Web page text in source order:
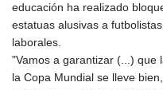
educación ha realizado
estatuas alusivas a
laborales.
"Vamos a garantizar (...) que
la Copa Mundial se lleve